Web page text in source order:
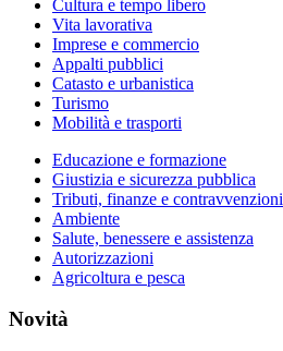
Cultura e tempo libero
Vita lavorativa
Imprese e commercio
Appalti pubblici
Catasto e urbanistica
Turismo
Mobilità e trasporti
Educazione e formazione
Giustizia e sicurezza pubblica
Tributi, finanze e contravvenzioni
Ambiente
Salute, benessere e assistenza
Autorizzazioni
Agricoltura e pesca
Novità